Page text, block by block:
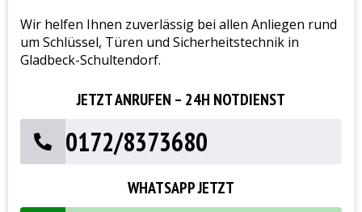
Wir helfen Ihnen zuverlässig bei allen Anliegen rund
um Schlüssel, Türen und Sicherheitstechnik in
Gladbeck-Schultendorf.
JETZT ANRUFEN – 24H NOTDIENST
0172/8373680
WHATSAPP JETZT